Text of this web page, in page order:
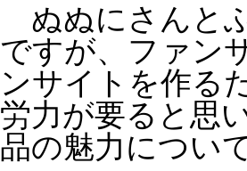
ぬぬにさんと
ですが、ファン
ンサイトを作る
労力が要ると思
品の魅力につい